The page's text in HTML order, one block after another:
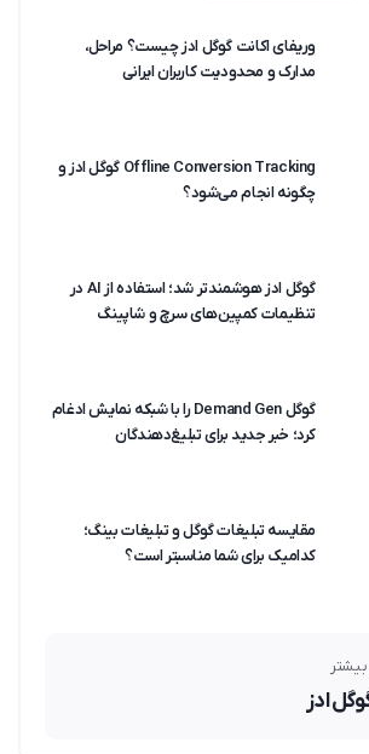
وریفای اکانت گوگل ادز چیست؟ مراحل،
مدارک و محدودیت کاربران ایرانی
Offline Conversion Tracking گوگل ادز و
چگونه انجام می‌شود؟
گوگل ادز هوشمندتر شد؛ استفاده از AI در
تنظیمات کمپین‌های سرچ و شاپینگ
گوگل Demand Gen را با شبکه نمایش ادغام
کرد؛ خبر جدید برای تبلیغ‌دهندگان
مقایسه تبلیغات گوگل و تبلیغات بینگ؛
کدامیک برای شما مناسبتر است؟
ادز